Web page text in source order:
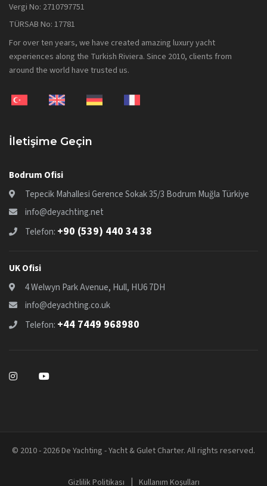
Vergi No: 2710797751
TÜRSAB No: 17781
For over ten years, we have created amazing luxury yacht
experiences along the Turkish Riviera. Since 2010, clients from
around the world have trusted us.
İletişime Geçin
Bodrum Ofisi
Tepecik Mahallesi Gerence Sokak 35/3 Bodrum Muğla Türkiye
info@deyachting.net
Telefon: +90 (539) 440 34 38
UK Ofisi
4 Welwyn Park Avenue, Hull, HU6 7DH
info@deyachting.co.uk
Telefon: +44 7449 968980
© 2010 - 2026 De Yachting - Yacht & Gulet Charter. All rights reserved.
Gizlilik Politikası | Kullanım Koşulları